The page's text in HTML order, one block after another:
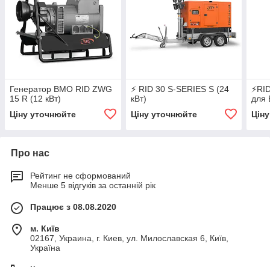
Генератор ВМО RID ZWG
15 R (12 кВт)
Ціну уточнюйте
⚡ RID 30 S-SERIES S (24
кВт)
Ціну уточнюйте
для
Про нас
Рейтинг не сформований
Менше 5 відгуків за останній рік
Працює з 08.08.2020
м. Київ
02167, Украина, г. Киев, ул. Милославская 6, Київ,
Україна